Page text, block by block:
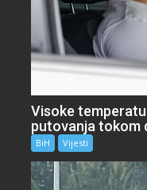
Visoke
putovanja tokom
BiH Vijesti